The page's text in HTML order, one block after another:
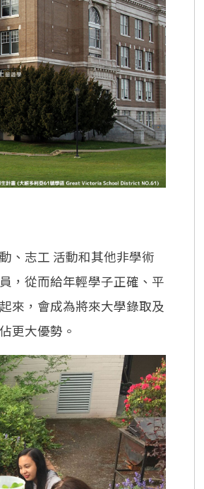
、志工 活動和其他非學術
，從而給年輕學子正確、平
來，會成為將來大學錄取及
更大優勢。